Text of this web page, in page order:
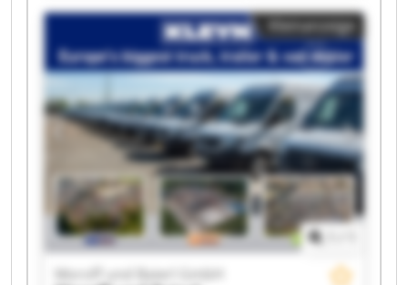
Moroff und Baierl GmbH Moroff und Baierl
GmbH Moroff und Baierl GmbH Moroff und
Baierl GmbH Moroff und Baierl GmbH Moroff
und Baierl GmbH Moroff und Baierl GmbH
Moroff und Baierl GmbH Moroff und Baierl
GmbH Moroff und Baierl GmbH Moroff und
Baierl GmbH Moroff und Baierl GmbH Moroff
und Baierl GmbH
Kleinanzeige
Moroff und Baierl GmbH